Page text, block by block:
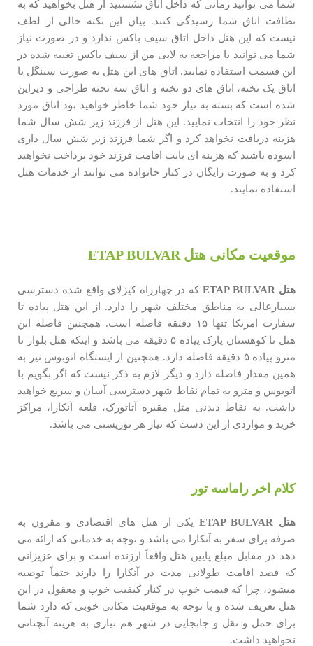
شما می توانید زمانی که داخل اتاق نشستید از هتل بخواهید که به
نظافت اتاق شما رسیدگی کنند. بیان این نکته خالی از لطف
نیست که این هتل داخل اتاق سیف باکس ندارد و در صورت نیاز
شما می توانید با مراجعه به لابی من از سیف باکس تعبیه شده در
این قسمت استفاده نمایید. اتاق های این هتل به صورت سینگل یا
اتاق یک تخته، اتاق های دو تخته و اتاق سه تخته طراحی و دیزاین
شده است که بسته به نیاز خود شما خاطر خواهید بود اتاق مورد
نظر خود را انتخاب نمایید. این هتل از فرزند زیر شش سال شما
هزینه دریافت نخواهد کرد و اگر شما فرزند زیر شش سال داری
آسوده باشید که هزینه ای بابت اقامت فرزند خود پرداخت نخواهید
کرد و به صورت رایگان در کنار خانواده می توانند از خدمات هتل
استفاده نمایند.
موقعیت مکانی هتل ETAP BULVAR
هتل ETAP BULVARکه در چهارراه کیزلای واقع شده دسترسی
بسیارعالی به مناطق مختلف شهر را دارد. از این هتل پیاده تا
سفارت امریکا تنها ۱۵ دقیقه فاصله است. همچنین فاصله این
هتل تا کوهستان پارک پیاده ۵ دقیقه می باشد و اینکه هتل بلوار تا
مترو پیاده ۵ دقیقه فاصله دارد. همچنین از ایستگاه اتوبوس نیز به
همین مقدار فاصله دارد و دیگر لازم به ذکر نیست که اگر بگویم با
اتوبوس و مترو به تمام نقاط شهر دسترسی آسان و سریع خواهید
داشت. به نقاط دیدنی مثل مقبره آتاتورک، قلعه آنکارا، مراکز
خرید و مواردی از این دست که نیاز هر توریستی می باشد.
کلام اخر راماسه تور
هتل ETAP BULVAR یکی از هتل های اقتصادی و مقرون به
صرفه برای سفر به آنکارا می باشد و توجه به خدماتی که ارائه می
دهد در مقابل مبلغ پایین هتل واقعاً ارزنده است و برای عزیزانی
که قصد اقامت طولانی مدت در آنکارا را دارند حتماً توصیه
میشود، چرا که قیمت خوب در کنار کیفیت خوب و معقول در این
هتل تعریف شده و با توجه به موقعیت مکانی خوبی که دارد شما
برای حمل و نقل و جابجایی در شهر هم نیازی به هزینه آنچنانی
نخواهید داشت.